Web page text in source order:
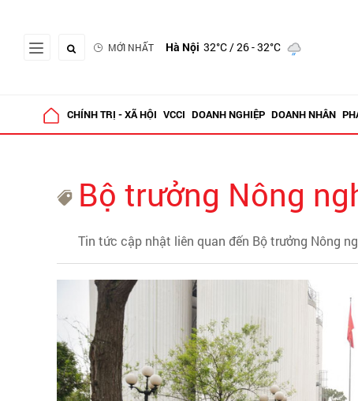
MỚI NHẤT Hà Nội 32°C/ 26 - 32°C
CHÍNH TRỊ - XÃ HỘI VCCI DOANH NGHIỆP DOANH NHÂN
Bộ trưởng Nông
Tin tức cập nhật liên quan đến Bộ trưởng Nông